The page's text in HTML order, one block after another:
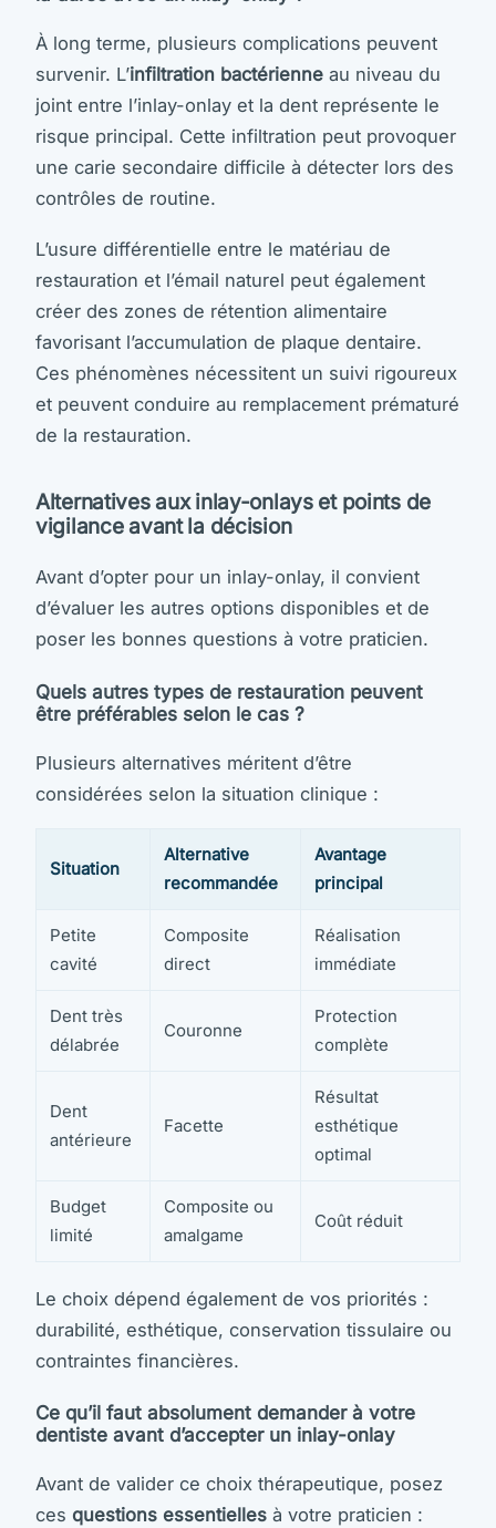
À long terme, plusieurs complications peuvent
survenir. L’infiltration bactérienne au niveau du
joint entre l’inlay-onlay et la dent représente le
risque principal. Cette infiltration peut provoquer
une carie secondaire difficile à détecter lors des
contrôles de routine.
L’usure différentielle entre le matériau de
restauration et l’émail naturel peut également
créer des zones de rétention alimentaire
favorisant l’accumulation de plaque dentaire.
Ces phénomènes nécessitent un suivi rigoureux
et peuvent conduire au remplacement prématuré
de la restauration.
Alternatives aux inlay-onlays et points de
vigilance avant la décision
Avant d’opter pour un inlay-onlay, il convient
d’évaluer les autres options disponibles et de
poser les bonnes questions à votre praticien.
Quels autres types de restauration peuvent
être préférables selon le cas ?
Plusieurs alternatives méritent d’être
considérées selon la situation clinique :
Situation
Alternative
recommandée
Avantage
principal
Petite
cavité
Composite
direct
Réalisation
immédiate
Dent très
délabrée
Couronne
Protection
complète
Dent
antérieure
Facette
Résultat
esthétique
optimal
Budget
limité
Composite ou
amalgame
Coût réduit
Le choix dépend également de vos priorités :
durabilité, esthétique, conservation tissulaire ou
contraintes financières.
Ce qu’il faut absolument demander à votre
dentiste avant d’accepter un inlay-onlay
Avant de valider ce choix thérapeutique, posez
ces questions essentielles à votre praticien :